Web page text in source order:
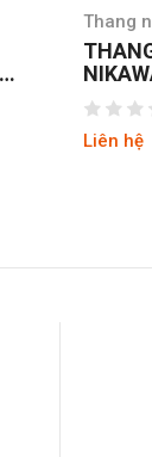
Thang
Liên hệ